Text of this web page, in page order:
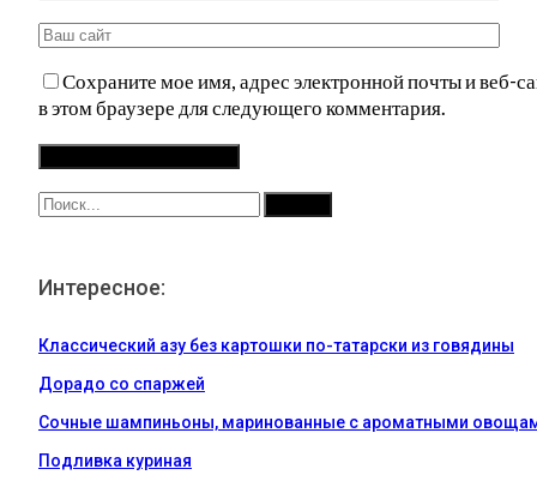
Сохраните мое имя, адрес электронной почты и веб-
в этом браузере для следующего комментария.
Интересное:
Классический азу без картошки по-татарски из говядины
Дорадо со спаржей
Сочные шампиньоны, маринованные с ароматными
Подливка куриная